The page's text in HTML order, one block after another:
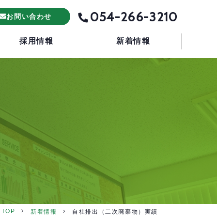
お問い合わせ 054-266-3210
採用情報 新着情報
TOP 新着情報 自社排出（二次廃棄物）実績